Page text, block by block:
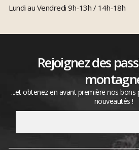
Lundi au Vendredi 9h-13h / 14h-18h
Rejoignez des
...et obtenez en avant première nos bons
nouveautés !